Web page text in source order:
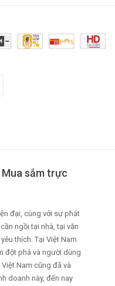
sắm trực
đại, cùng với sự phát
ngồi tại nhà, tại văn
thích. Tại Việt Nam
đột phá và người dùng
Nam cũng đã và
doanh này, đến nay